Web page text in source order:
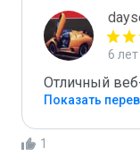
6
Отличный
Показать
1